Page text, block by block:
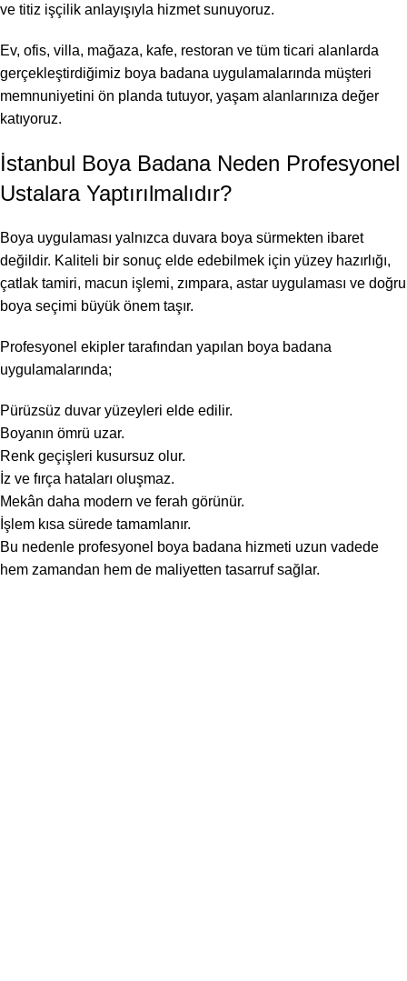
ve titiz işçilik anlayışıyla hizmet sunuyoruz.
Ev, ofis, villa, mağaza, kafe, restoran ve tüm ticari alanlarda
gerçekleştirdiğimiz boya badana uygulamalarında müşteri
memnuniyetini ön planda tutuyor, yaşam alanlarınıza değer
katıyoruz.
İstanbul Boya Badana Neden Profesyonel
Ustalara Yaptırılmalıdır?
Boya uygulaması yalnızca duvara boya sürmekten ibaret
değildir. Kaliteli bir sonuç elde edebilmek için yüzey hazırlığı,
çatlak tamiri, macun işlemi, zımpara, astar uygulaması ve doğru
boya seçimi büyük önem taşır.
Profesyonel ekipler tarafından yapılan boya badana
uygulamalarında;
Pürüzsüz duvar yüzeyleri elde edilir.
Boyanın ömrü uzar.
Renk geçişleri kusursuz olur.
İz ve fırça hataları oluşmaz.
Mekân daha modern ve ferah görünür.
İşlem kısa sürede tamamlanır.
Bu nedenle profesyonel boya badana hizmeti uzun vadede
hem zamandan hem de maliyetten tasarruf sağlar.